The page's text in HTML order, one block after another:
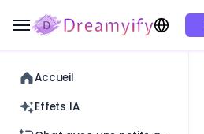
Accueil
Effets IA